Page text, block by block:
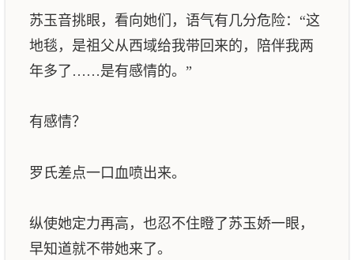
苏玉音挑眼，看向她们，语气有几分危险：“这
地毯，是祖父从西域给我带回来的，陪伴我两
年多了……是有感情的。”
有感情？
罗氏差点一口血喷出来。
纵使她定力再高，也忍不住瞪了苏玉娇一眼，
早知道就不带她来了。